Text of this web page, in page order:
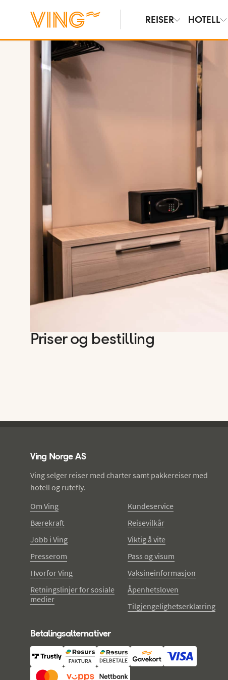
REISER HOTELL
Priser og bestilling
Ving Norge AS
Ving selger reiser med charter samt pakkereiser med
hotell og rutefly.
Om Ving
Bærekraft
Jobb i Ving
Presserom
Hvorfor Ving
Retningslinjer for sosiale
medier
Kundeservice
Reisevilkår
Viktig å vite
Pass og visum
Vaksineinformasjon
Åpenhetsloven
Tilgjengelighetserklæring
Betalingsalternativer